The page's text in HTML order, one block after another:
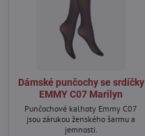
Dámské punčochy se srdíčky
EMMY C07 Marilyn
Punčochové kalhoty Emmy C07
jsou zárukou ženského šarmu a
jemnosti.